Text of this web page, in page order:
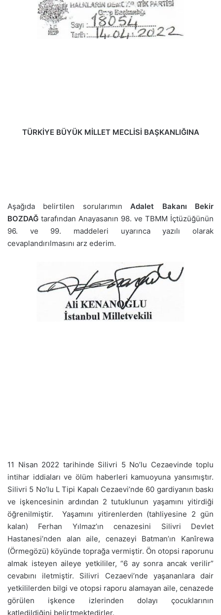
TÜRKİYE BÜYÜK MİLLET MECLİSİ BAŞKANLIĞINA
Aşağıda belirtilen sorularımın Adalet Bakanı Bekir
BOZDAĞ tarafından Anayasanın 98. ve TBMM İçtüzüğünün
96. ve 99. maddeleri uyarınca yazılı olarak
cevaplandırılmasını arz ederim.
11 Nisan 2022 tarihinde Silivri 5 No’lu Cezaevinde toplu
intihar iddiaları ve ölüm haberleri kamuoyuna yansımıştır.
Silivri 5 No’lu L Tipi Kapalı Cezaevi’nde 60 gardiyanın baskı
ve işkencesinin ardından 2 tutuklunun yaşamını yitirdiği
öğrenilmiştir. Yaşamını yitirenlerden (tahliyesine 2 gün
kalan) Ferhan Yılmaz’ın cenazesini Silivri Devlet
Hastanesi’nden alan aile, cenazeyi Batman’ın Kanîrewa
(Örmegözü) köyünde toprağa vermiştir. Ön otopsi raporunu
almak isteyen aileye yetkililer, “6 ay sonra ancak verilir”
cevabını iletmiştir. Silivri Cezaevi’nde yaşananlara dair
yetkililerden bilgi ve otopsi raporu alamayan aile, cenazede
görülen işkence izlerinden dolayı çocuklarının
katledildiğini belirtmektedirler.